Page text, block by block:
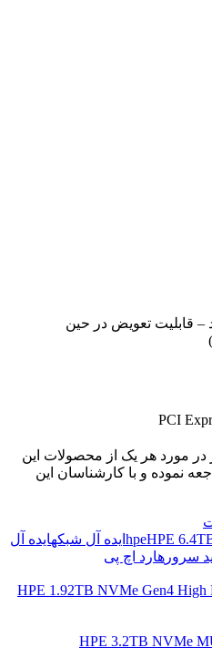
– قابلیت تعویض در حین
PCI
مورد هر یک از محصولات این
نموده و با کارشناسان این
hpeHPE ایده آل شبکهایده آل
سرور هارد اچ پی
HPE 1.92TB NVMe Gen4 High
HPE 3.2TB NVMe